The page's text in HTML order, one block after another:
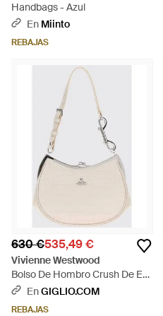
Handbags - Azul
En Miinto
REBAJAS
630 €535,49 €
Vivienne Westwood
Bolso De Hombro Crush De En
Piel Efecto Cocodrilo Con Logo
EnGIGLIO.COM
REBAJAS